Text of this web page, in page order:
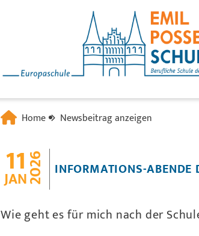
Home Newsbeitrag anzeigen
11
JAN2026 INFORMATIONS-ABENDE
Wie geht es für mich nach der